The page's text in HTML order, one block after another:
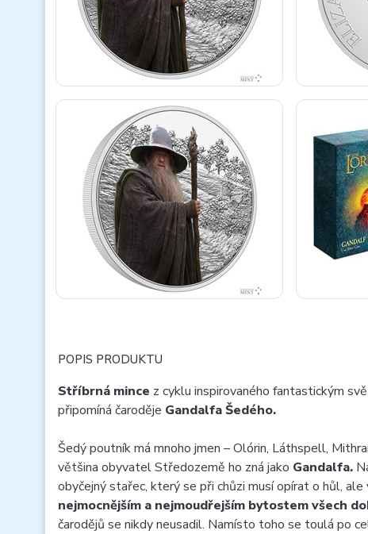
POPIS PRODUKTU
Stříbrná mince z cyklu inspirovaného fantastickým
připomíná čaroděje Gandalfa Šedého.
Šedý poutník má mnoho jmen – Olórin, Láthspell,
většina obyvatel Středozemě ho zná jako Gandalfa.
obyčejný stařec, který se při chůzi musí opírat o hůl,
nejmocnějším a nejmoudřejším bytostem všech
čarodějů se nikdy neusadil. Namísto toho se toulá po